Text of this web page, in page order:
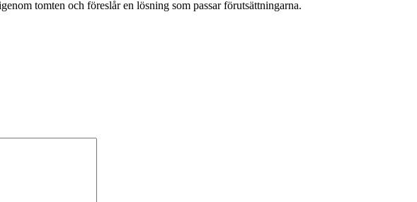
tomten och föreslår en lösning som passar förutsättningarna.